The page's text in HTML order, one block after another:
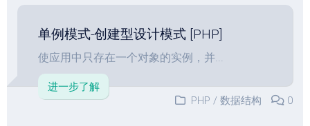
单例模式-创建型设计模式 [PHP]
使应用中只存在一个对象的实例，并...
进一步了解
PHP / 数据结构 0